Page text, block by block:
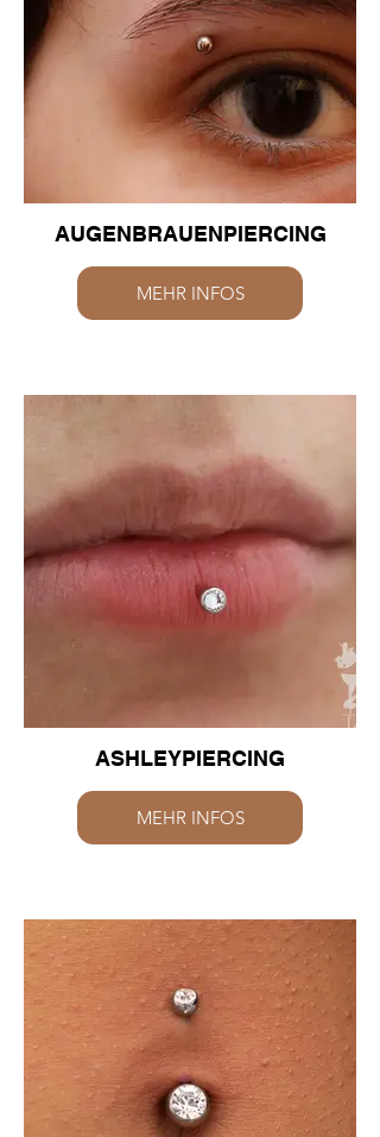
AUGENBRAUENPIERCING
MEHR INFOS
ASHLEYPIERCING
MEHR INFOS